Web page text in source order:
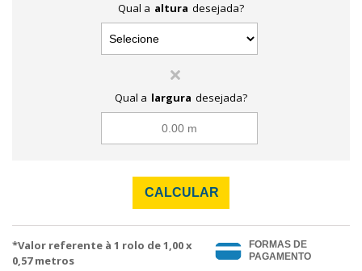
Qual a altura desejada?
Qual a largura desejada?
CALCULAR
*Valor referente à 1 rolo de1,00x
0,57 metros
FORMAS DE
PAGAMENTO